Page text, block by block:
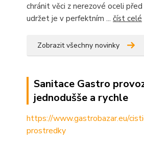
chránit věci z nerezové oceli před
udržet je v perfektním ... číst celé
Zobrazit všechny novinky
Sanitace Gastro
jednodušše a rychle
https://www.gastrobazar.eu/
prostredky